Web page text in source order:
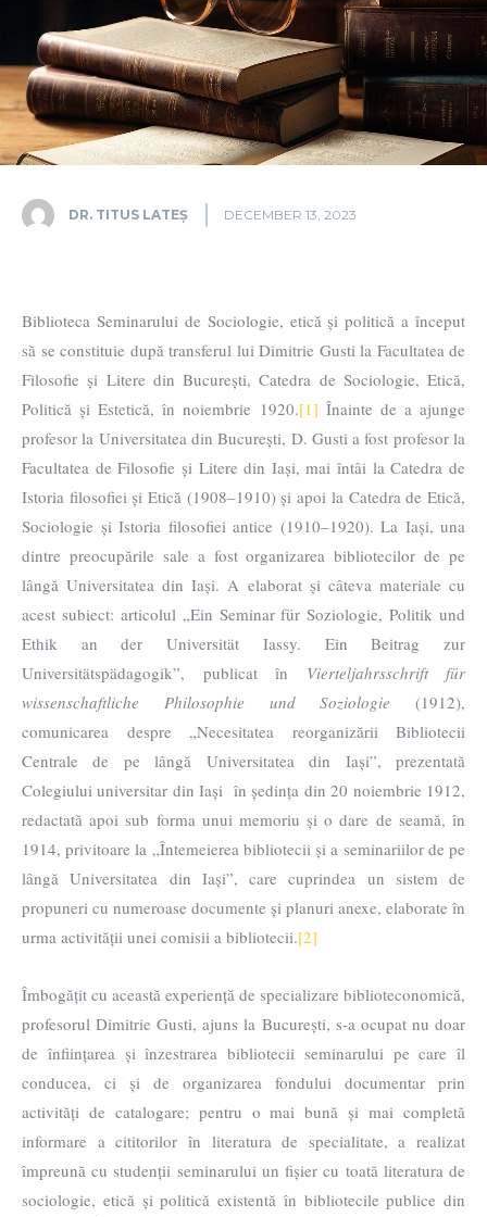
DR. TITUS LATEȘ DECEMBER 13, 2023
Biblioteca Seminarului de Sociologie, etică și politică a început
să se constituie după transferul lui Dimitrie Gusti la Facultatea de
Filosofie și Litere din București, Catedra de Sociologie, Etică,
Politică și Estetică, în noiembrie 1920.[1] Înainte de a ajunge
profesor la Universitatea din București, D. Gusti a fost profesor la
Facultatea de Filosofie și Litere din Iași, mai întâi la Catedra de
Istoria filosofiei și Etică (1908–1910) și apoi la Catedra de Etică,
Sociologie și Istoria filosofiei antice (1910–1920). La Iași, una
dintre preocupările sale a fost organizarea bibliotecilor de pe
lângă Universitatea din Iași. A elaborat și câteva materiale cu
acest subiect: articolul „Ein Seminar für Soziologie, Politik und
Ethik an der Universität Iassy. Ein Beitrag zur
Universitätspädagogik”, publicat în Vierteljahrsschriftfür
wissenschaftliche Philosophie und Soziologie (1912),
comunicarea despre „Necesitatea reorganizării Bibliotecii
Centrale de pe lângă Universitatea din Iași”, prezentată
Colegiului universitar din Iași în ședința din 20 noiembrie 1912,
redactată apoi sub forma unui memoriu și o dare de seamă, în
1914, privitoare la „Întemeierea bibliotecii și a seminariilor de pe
lângă Universitatea din Iași”, care cuprindea un sistem de
propuneri cu numeroase documente și planuri anexe, elaborate în
urma activității unei comisii a bibliotecii.[2]
Îmbogățit cu această experiență de specializare biblioteconomică,
profesorul Dimitrie Gusti, ajuns la București, s-a ocupat nu doar
de înființarea și înzestrarea bibliotecii seminarului pe care îl
conducea, ci și de organizarea fondului documentar prin
activități de catalogare; pentru o mai bună și mai completă
informare a cititorilor în literatura de specialitate, a realizat
împreună cu studenții seminarului un fișier cu toată literatura de
sociologie, etică și politică existentă în bibliotecile publice din